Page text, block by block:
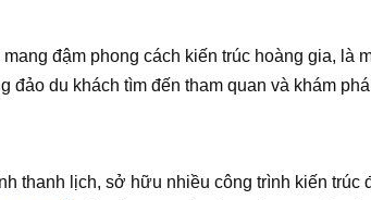
đậm phong cách kiến trúc hoàng gia, là
đảo du khách tìm đến tham quan và khám
thanh lịch, sở hữu nhiều công trình kiến trúc